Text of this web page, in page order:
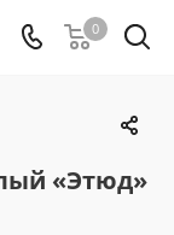
0
«Этюд»